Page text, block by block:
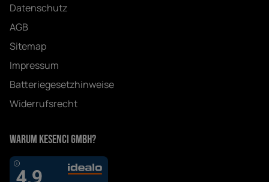
Datenschutz
AGB
Sitemap
Impressum
Batteriegesetzhinweise
Widerrufsrecht
Warum Kesenci GmbH?